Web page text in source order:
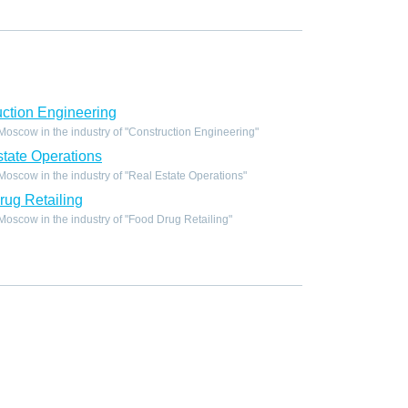
Engineering
in the industry of "Construction Engineering"
Operations
in the industry of "Real Estate Operations"
Retailing
in the industry of "Food Drug Retailing"